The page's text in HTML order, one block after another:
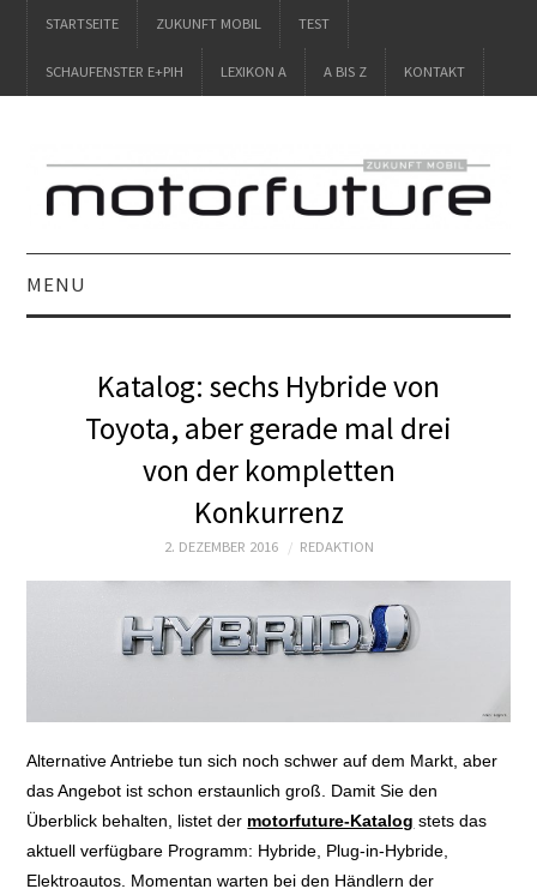
STARTSEITE ZUKUNFT MOBIL TEST
SCHAUFENSTER E+PIH LEXIKON A A BIS Z KONTAKT
MENU
ZUKUNFT MOBIL
SCHAUFENSTER
E+PIH
LEXIKON A
KONTAKT
Katalog: sechs Hybride von
Toyota, aber gerade mal drei
von der kompletten
Konkurrenz
2. DEZEMBER 2016 REDAKTION
Alternative Antriebe tun sich noch schwer auf dem Markt, aber
das Angebot ist schon erstaunlich groß. Damit Sie den
Überblick behalten, listet der motorfuture-Katalog stets das
aktuell verfügbare Programm: Hybride, Plug-in-Hybride,
Elektroautos. Momentan warten bei den Händlern der